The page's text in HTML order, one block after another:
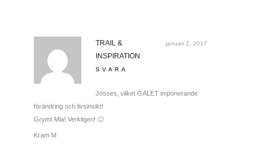
januari 2, 2017
TRAIL &
INSPIRATION
SVARA
Jösses, vilket GALET imponerande
förändring och livsinsikt!
Grymt Mia! Verkligen! 🙂
Kram M